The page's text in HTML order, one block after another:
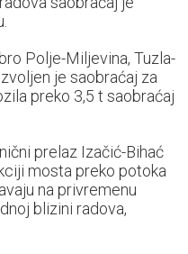
Polje-Miljevina, Tuzla-
je saobraćaj za
preko 3,5 t saobraćaj
prelaz Izačić-Bihać
mosta preko potoka
na privremenu
blizini radova,